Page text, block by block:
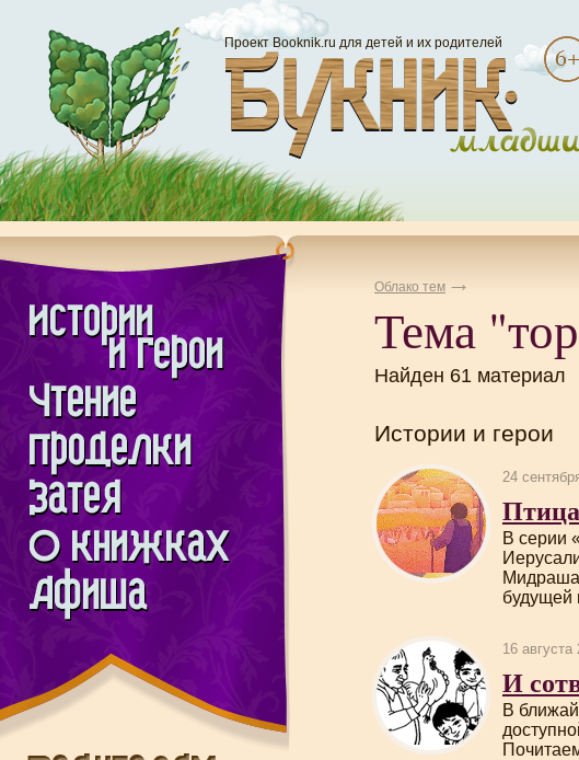
Проект Booknik.ru для детей и их родителей
Облако тем
Тема
Найден 61 материал
Истории и герои
24
В серии
Мидраша
будущей
16 августа
И
В